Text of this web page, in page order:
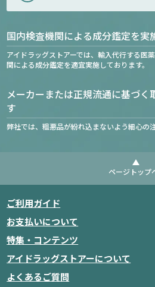
国内検査機関による成分鑑定を実
アイドラッグストアーでは、輸入代行する医
関による成分鑑定を適宜実施しております。
メーカーまたは正規流通に基づく
す
弊社では、粗悪品が紛れ込まないよう細心の
ページトップ
ご利用ガイド
お支払いについて
特集・コンテンツ
アイドラッグストアーについて
よくあるご質問